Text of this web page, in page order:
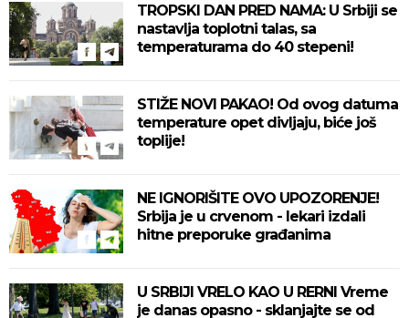
TROPSKI DAN PRED NAMA: U Srbiji se
nastavlja toplotni talas, sa
temperaturama do 40 stepeni!
STIŽE NOVI PAKAO! Od ovog datuma
temperature opet divljaju, biće još
toplije!
NE IGNORIŠITE OVO UPOZORENJE!
Srbija je u crvenom - lekari izdali
hitne preporuke građanima
U SRBIJI VRELO KAO U RERNI Vreme
je danas opasno - sklanjajte se od